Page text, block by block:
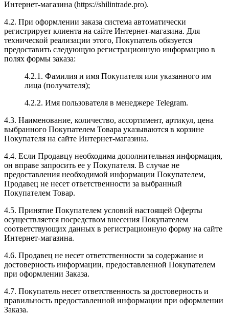
Интернет-магазина (https://shilintrade.pro).
4.2. При оформлении заказа система автоматически
регистрирует клиента на сайте Интернет-магазина. Для
технической реализации этого, Покупатель обязуется
предоставить следующую регистрационную информацию в
полях формы заказа:
4.2.1. Фамилия и имя Покупателя или указанного им
лица (получателя);
4.2.2. Имя пользователя в менеджере Telegram.
4.3. Наименование, количество, ассортимент, артикул, цена
выбранного Покупателем Товара указываются в корзине
Покупателя на сайте Интернет-магазина.
4.4. Если Продавцу необходима дополнительная информация,
он вправе запросить ее у Покупателя. В случае не
предоставления необходимой информации Покупателем,
Продавец не несет ответственности за выбранный
Покупателем Товар.
4.5. Принятие Покупателем условий настоящей Оферты
осуществляется посредством внесения Покупателем
соответствующих данных в регистрационную форму на сайте
Интернет-магазина.
4.6. Продавец не несет ответственности за содержание и
достоверность информации, предоставленной Покупателем
при оформлении Заказа.
4.7. Покупатель несет ответственность за достоверность и
правильность предоставленной информации при оформлении
Заказа.